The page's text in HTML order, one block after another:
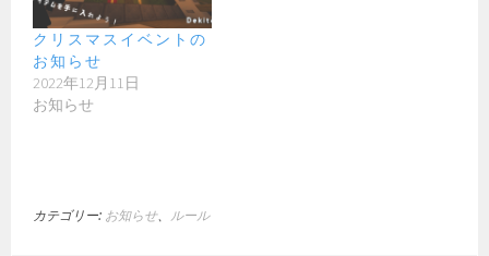
クリスマスイベントの
お知らせ
2022年12月11日
お知らせ
カテゴリー: お知らせ、 ルール